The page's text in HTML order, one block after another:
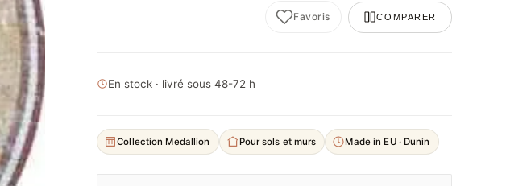
Favoris COMPARER
En stock · livré sous 48-72 h
Collection Medallion Pour sols et murs Made in EU · Dunin